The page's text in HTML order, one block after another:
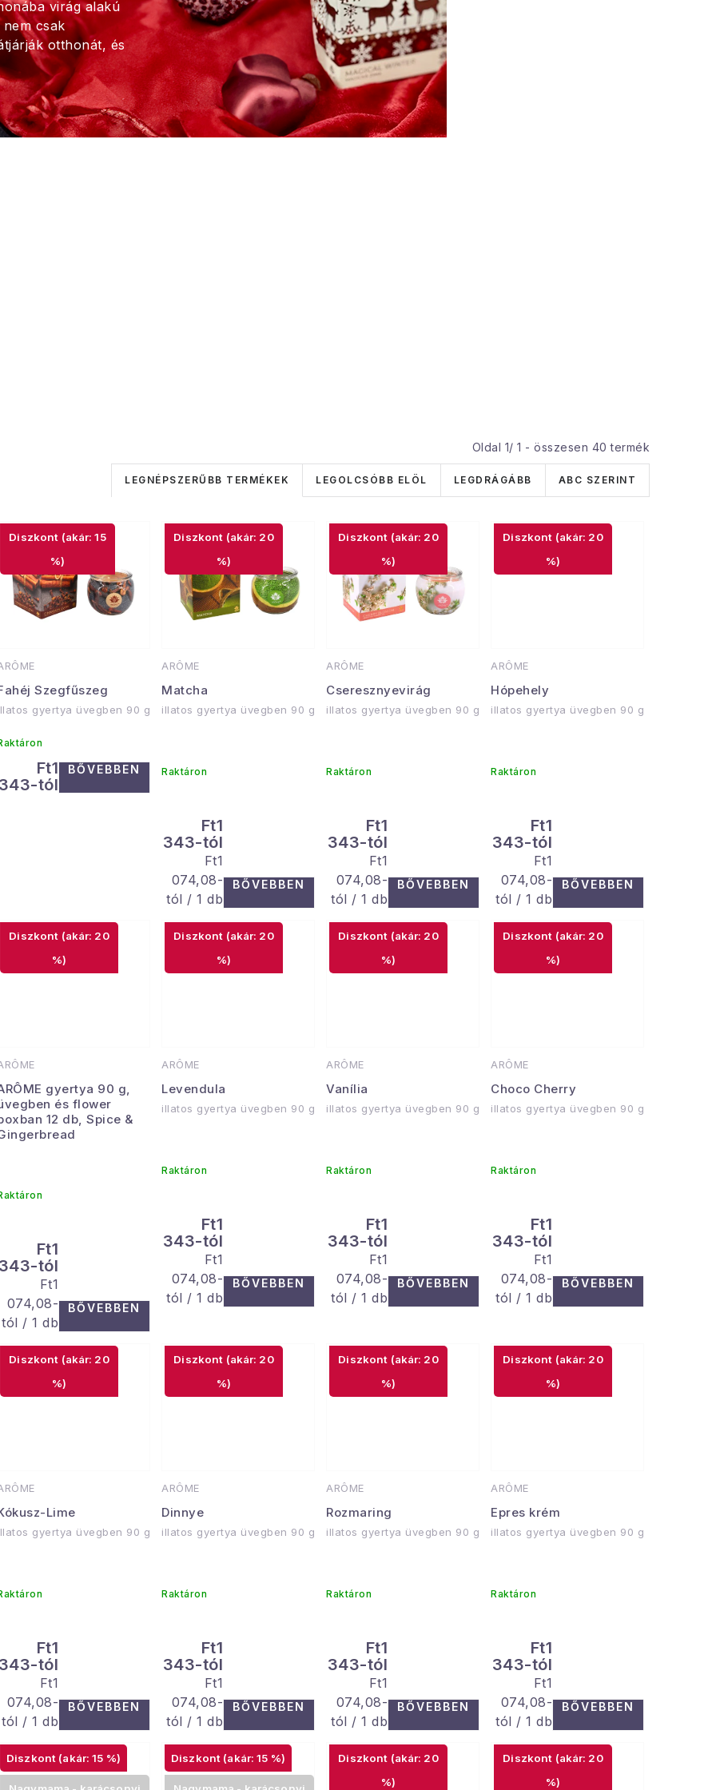
virág alakú
csak
otthonát, és
Oldal 1/ 1 - összesen 40 termék
T
e
m
é
r
n
s
LEGNÉPSZERŰBB TERMÉKEK LEGOLCSÓBB ELÖL LEGDRÁGÁBB ABC SZERINT
T
Szegfűszeg
(akár: 15
%)
gyertya üvegben 90 g
Ft1
343-tól
BŐVEBBEN
ARÔME
Matcha
(akár: 20
%)
illatos gyertya üvegben 90 g
Raktáron
Ft1
343-tól
Egységár:
Ft1
074,08-
tól / 1 db
BŐVEBBEN
ARÔME
Cseresznyevirág
(akár: 20
%)
illatos gyertya üvegben 90 g
Raktáron
Ft1
343-tól
Egységár:
Ft1
074,08-
tól / 1 db
BŐVEBBEN
ARÔME
Hópehely
(akár: 20
%)
illatos gyertya üvegben 90 g
Raktáron
Ft1
343-tól
Egységár:
Ft1
074,08-
tól / 1 db
BŐVEBBEN
gyertya 90 g,
és flower
12 db, Spice &
(akár: 20
%)
Ft1
343-tól
Egységár:
Ft1
074,08-
tól / 1 db
BŐVEBBEN
ARÔME
Levendula
(akár: 20
%)
illatos gyertya üvegben 90 g
Raktáron
Ft1
343-tól
Egységár:
Ft1
074,08-
tól / 1 db
BŐVEBBEN
ARÔME
Vanília
(akár: 20
%)
illatos gyertya üvegben 90 g
Raktáron
Ft1
343-tól
Egységár:
Ft1
074,08-
tól / 1 db
BŐVEBBEN
ARÔME
Choco Cherry
(akár: 20
%)
illatos gyertya üvegben 90 g
Raktáron
Ft1
343-tól
Egységár:
Ft1
074,08-
tól / 1 db
BŐVEBBEN
Lime
(akár: 20
%)
gyertya üvegben 90 g
Ft1
343-tól
Egységár:
Ft1
074,08-
tól / 1 db
BŐVEBBEN
ARÔME
Dinnye
(akár: 20
%)
illatos gyertya üvegben 90 g
Raktáron
Ft1
343-tól
Egységár:
Ft1
074,08-
tól / 1 db
BŐVEBBEN
ARÔME
Rozmaring
(akár: 20
%)
illatos gyertya üvegben 90 g
Raktáron
Ft1
343-tól
Egységár:
Ft1
074,08-
tól / 1 db
BŐVEBBEN
ARÔME
Epres krém
(akár: 20
%)
illatos gyertya üvegben 90 g
Raktáron
Ft1
343-tól
Egységár:
Ft1
074,08-
tól / 1 db
BŐVEBBEN
(akár: 15 %) (akár: 15 %)
(akár: 20
%)
(akár: 20
%)